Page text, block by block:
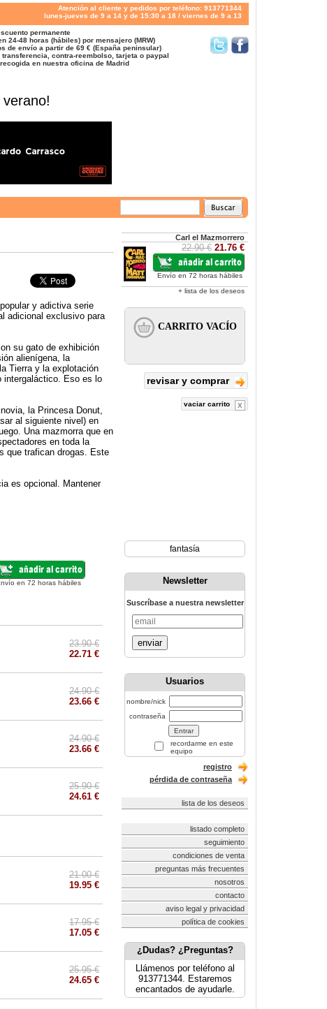
Atención al cliente y pedidos por teléfono: 913771344
lunes-jueves de 9 a 14 y de 15:30 a 18 / viernes de 9 a 13
permanente
24-48 horas (hábiles) por mensajero (MRW)
de envío a partir de 69 € (España peninsular)
transferencia, contra-reembolso, tarjeta o paypal
en nuestra oficina de Madrid
y adictiva serie
adicional exclusivo para
su gato de exhibición
alienígena, la
Tierra y la explotación
intergaláctico. Eso es lo
la Princesa Donut,
al siguiente nivel) en
Una mazmorra que en
en toda la
que trafican drogas. Este
es opcional. Mantener
en 72 horas hábiles
23.90 €
22.71 €
24.90 €
23.66 €
24.90 €
23.66 €
25.90 €
24.61 €
21.00 €
19.95 €
17.95 €
17.05 €
25.95 €
24.65 €
Carl el Mazmorrero
22.90 € 21.76 €
Envío en 72 horas hábiles
+ lista de los deseos
revisar y comprar
vaciar carrito
fantasía
Newsletter
Suscríbase a nuestra newsletter
enviar
Usuarios
nombre/nick
contraseña
recordarme en este
equipo
registro
pérdida de contraseña
lista de los deseos
listado completo
seguimiento
condiciones de venta
preguntas más frecuentes
nosotros
contacto
aviso legal y privacidad
política de cookies
¿Dudas? ¿Preguntas?
Llámenos por teléfono al
913771344. Estaremos
encantados de ayudarle.